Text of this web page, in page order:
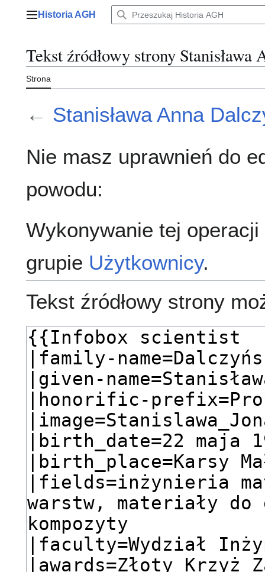
Menu główne
Historia AGH
Tekst źródłowy strony Stanisława
Strona
← Stanisława Anna
Nie masz uprawnień do
powodu:
Wykonywanie tej
grupie Użytkownicy.
Tekst źródłowy strony